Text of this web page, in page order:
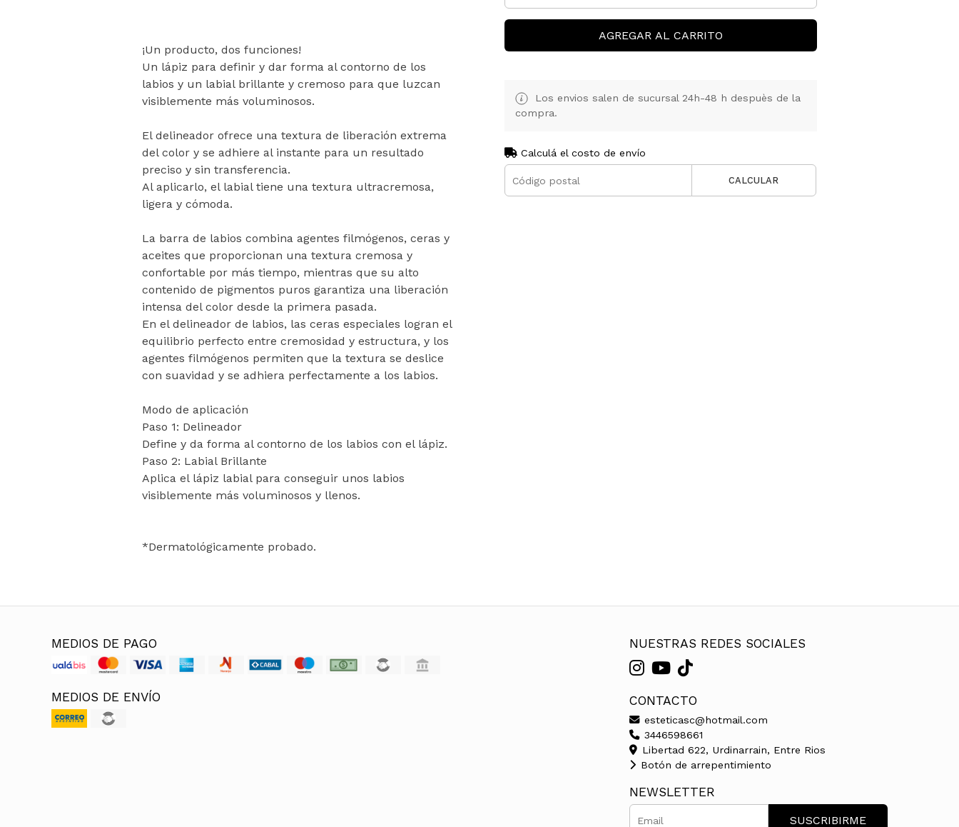
¡Un producto, dos funciones!
Un lápiz para definir y dar forma al contorno de los
labios y un labial brillante y cremoso para que luzcan
visiblemente más voluminosos.
El delineador ofrece una textura de liberación extrema
del color y se adhiere al instante para un resultado
preciso y sin transferencia.
Al aplicarlo, el labial tiene una textura ultracremosa,
ligera y cómoda.
La barra de labios combina agentes filmógenos, ceras y
aceites que proporcionan una textura cremosa y
confortable por más tiempo, mientras que su alto
contenido de pigmentos puros garantiza una liberación
intensa del color desde la primera pasada.
En el delineador de labios, las ceras especiales logran el
equilibrio perfecto entre cremosidad y estructura, y los
agentes filmógenos permiten que la textura se deslice
con suavidad y se adhiera perfectamente a los labios.
Modo de aplicación
Paso 1: Delineador
Define y da forma al contorno de los labios con el lápiz.
Paso 2: Labial Brillante
Aplica el lápiz labial para conseguir unos labios
visiblemente más voluminosos y llenos.
*Dermatológicamente probado.
AGREGAR AL CARRITO
Los envios salen de sucursal 24h-48 h despuès de la
compra.
Calculá el costo de envío
CALCULAR
MEDIOS DE PAGO
MEDIOS DE ENVÍO
NUESTRAS REDES SOCIALES
CONTACTO
esteticasc@hotmail.com
3446598661
Libertad 622, Urdinarrain, Entre Rios
Botón de arrepentimiento
NEWSLETTER
SUSCRIBIRME